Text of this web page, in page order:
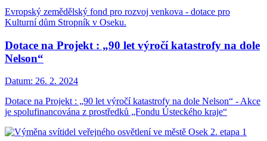
Evropský zemědělský fond pro rozvoj venkova - dotace pro
Kulturní dům Stropník v Oseku.
Dotace na Projekt : „90 let výročí katastrofy na dole
Nelson“
Datum: 26. 2. 2024
Dotace na Projekt : „90 let výročí katastrofy na dole Nelson“ - Akce
je spolufinancována z prostředků „Fondu Ústeckého kraje“